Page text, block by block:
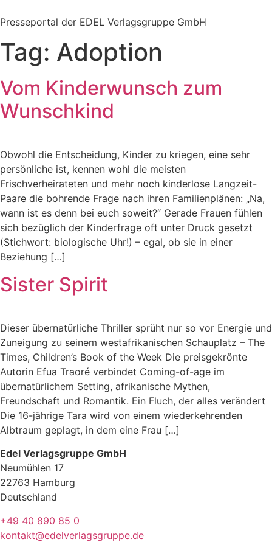
Inhalt
Presseportal der EDEL Verlagsgruppe GmbH
Tag: Adoption
Vom Kinderwunsch zum
Wunschkind
Obwohl die Entscheidung, Kinder zu kriegen, eine sehr
persönliche ist, kennen wohl die meisten
Frischverheirateten und mehr noch kinderlose Langzeit-
Paare die bohrende Frage nach ihren Familienplänen: „Na,
wann ist es denn bei euch soweit?“ Gerade Frauen fühlen
sich bezüglich der Kinderfrage oft unter Druck gesetzt
(Stichwort: biologische Uhr!) – egal, ob sie in einer
Beziehung […]
Sister Spirit
Dieser übernatürliche Thriller sprüht nur so vor Energie und
Zuneigung zu seinem westafrikanischen Schauplatz – The
Times, Children’s Book of the Week Die preisgekrönte
Autorin Efua Traoré verbindet Coming-of-age im
übernatürlichem Setting, afrikanische Mythen,
Freundschaft und Romantik. Ein Fluch, der alles verändert
Die 16-jährige Tara wird von einem wiederkehrenden
Albtraum geplagt, in dem eine Frau […]
Edel Verlagsgruppe GmbH
Neumühlen 17
22763 Hamburg
Deutschland
+49 40 890 85 0
kontakt@edelverlagsgruppe.de